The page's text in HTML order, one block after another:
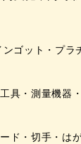
ゴット・プ
具・測量機器
ド・切手・は